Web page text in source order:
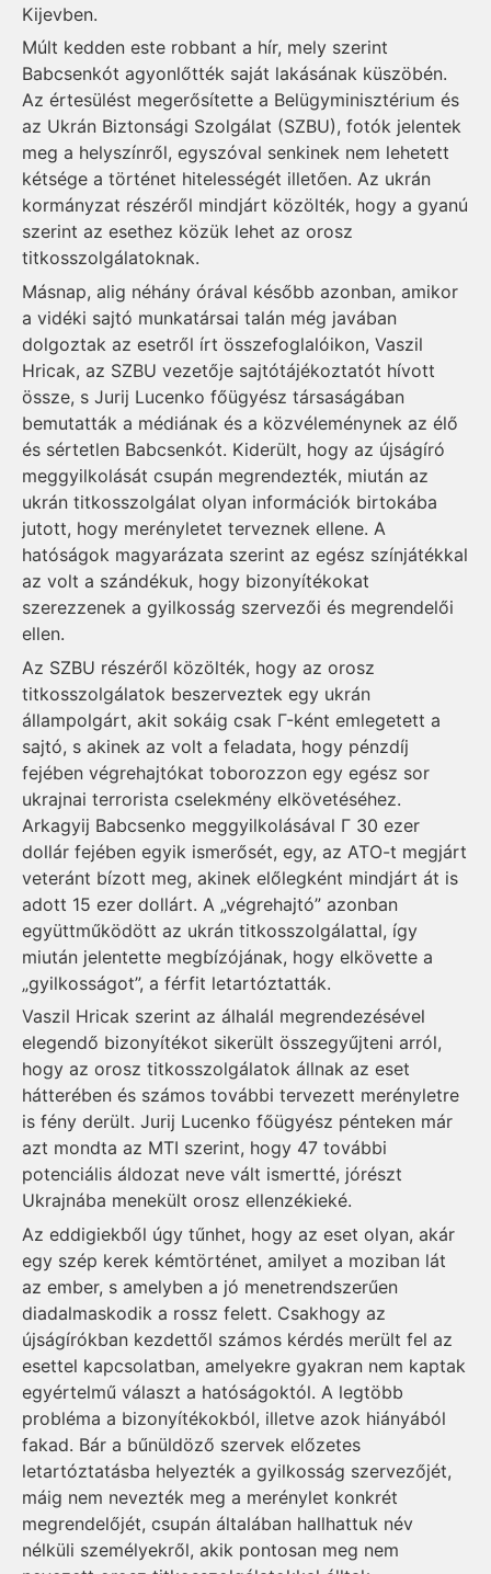
Kijevben.
Múlt kedden este robbant a hír, mely szerint
Babcsenkót agyonlőtték saját lakásának küszöbén.
Az értesülést megerősítette a Belügyminisztérium és
az Ukrán Biztonsági Szolgálat (SZBU), fotók jelentek
meg a helyszínről, egyszóval senkinek nem lehetett
kétsége a történet hitelességét illetően. Az ukrán
kormányzat részéről mindjárt közölték, hogy a gyanú
szerint az esethez közük lehet az orosz
titkosszolgálatoknak.
Másnap, alig néhány órával később azonban, amikor
a vidéki sajtó munkatársai talán még javában
dolgoztak az esetről írt összefoglalóikon, Vaszil
Hricak, az SZBU vezetője sajtótájékoztatót hívott
össze, s Jurij Lucenko főügyész társaságában
bemutatták a médiának és a közvéleménynek az élő
és sértetlen Babcsenkót. Kiderült, hogy az újságíró
meggyilkolását csupán megrendezték, miután az
ukrán titkosszolgálat olyan információk birtokába
jutott, hogy merényletet terveznek ellene. A
hatóságok magyarázata szerint az egész színjátékkal
az volt a szándékuk, hogy bizonyítékokat
szerezzenek a gyilkosság szervezői és megrendelői
ellen.
Az SZBU részéről közölték, hogy az orosz
titkosszolgálatok beszerveztek egy ukrán
állampolgárt, akit sokáig csak Г-ként emlegetett a
sajtó, s akinek az volt a feladata, hogy pénzdíj
fejében végrehajtókat toborozzon egy egész sor
ukrajnai terrorista cselekmény elkövetéséhez.
Arkagyij Babcsenko meggyilkolásával Г 30 ezer
dollár fejében egyik ismerősét, egy, az ATO-t megjárt
veteránt bízott meg, akinek előlegként mindjárt át is
adott 15 ezer dollárt. A „végrehajtó” azonban
együttműködött az ukrán titkosszolgálattal, így
miután jelentette megbízójának, hogy elkövette a
„gyilkosságot”, a férfit letartóztatták.
Vaszil Hricak szerint az álhalál megrendezésével
elegendő bizonyítékot sikerült összegyűjteni arról,
hogy az orosz titkosszolgálatok állnak az eset
hátterében és számos további tervezett merényletre
is fény derült. Jurij Lucenko főügyész pénteken már
azt mondta az MTI szerint, hogy 47 további
potenciális áldozat neve vált ismertté, jórészt
Ukrajnába menekült orosz ellenzékieké.
Az eddigiekből úgy tűnhet, hogy az eset olyan, akár
egy szép kerek kémtörténet, amilyet a moziban lát
az ember, s amelyben a jó menetrendszerűen
diadalmaskodik a rossz felett. Csakhogy az
újságírókban kezdettől számos kérdés merült fel az
esettel kapcsolatban, amelyekre gyakran nem kaptak
egyértelmű választ a hatóságoktól. A legtöbb
probléma a bizonyítékokból, illetve azok hiányából
fakad. Bár a bűnüldöző szervek előzetes
letartóztatásba helyezték a gyilkosság szervezőjét,
máig nem nevezték meg a merénylet konkrét
megrendelőjét, csupán általában hallhattuk név
nélküli személyekről, akik pontosan meg nem